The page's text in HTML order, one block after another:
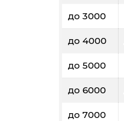
до 3000
до 4000
до 5000
до 6000
до 7000